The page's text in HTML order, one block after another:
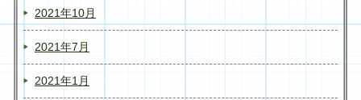
2021年10月
2021年7月
2021年1月